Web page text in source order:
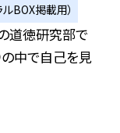
BOX掲載用）
道徳研究部で
の中で自己を見